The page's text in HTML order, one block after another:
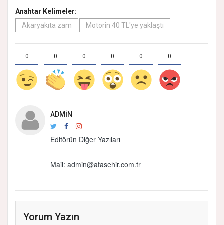
Anahtar Kelimeler:
Akaryakıta zam
Motorin 40 TL'ye yaklaştı
0 0 0 0 0 0
ADMIN
Editörün Diğer Yazıları
Mail: admin@atasehir.com.tr
Yorum Yazın